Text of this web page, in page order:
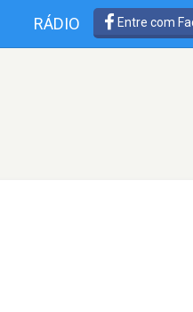
RÁDIO Entre com